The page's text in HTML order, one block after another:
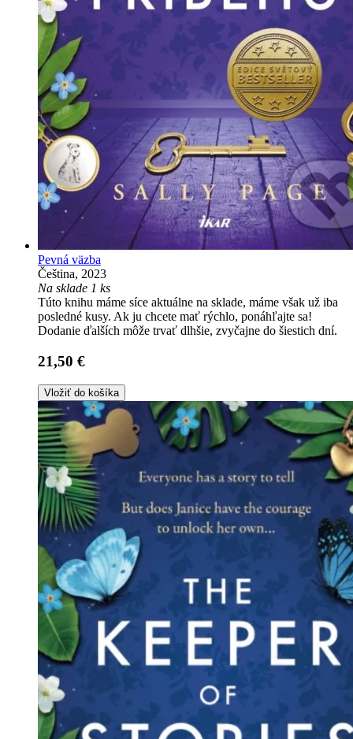
Pevná väzba
Čeština, 2023
Na sklade 1 ks
Túto knihu máme síce aktuálne na sklade, máme však už iba
posledné kusy. Ak ju chcete mať rýchlo, ponáhľajte sa!
Dodanie ďalších môže trvať dlhšie, zvyčajne do šiestich dní.
21,50 €
Vložiť do košíka